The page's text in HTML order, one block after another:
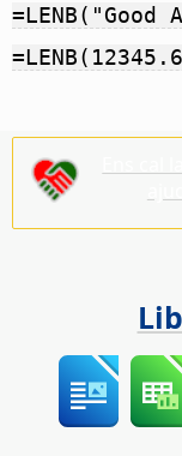
=LENB("Good